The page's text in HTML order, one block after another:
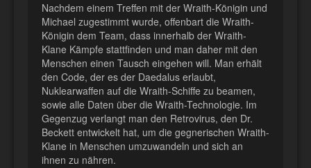
Nachdem einem Treffen mit der Wraith-Königin und
Michael zugestimmt wurde, offenbart die Wraith-
Königin dem Team, dass innerhalb der Wraith-
Klane Kämpfe stattfinden und man daher mit den
Menschen einen Tausch eingehen will. Man erhält
den Code, der es der Daedalus erlaubt,
Nuklearwaffen auf die Wraith-Schiffe zu beamen,
sowie alle Daten über die Wraith-Technologie. Im
Gegenzug verlangt man den Retrovirus, den Dr.
Beckett entwickelt hat, um die gegnerischen Wraith-
Klane in Menschen umzuwandeln und sich an
ihnen zu nähren.